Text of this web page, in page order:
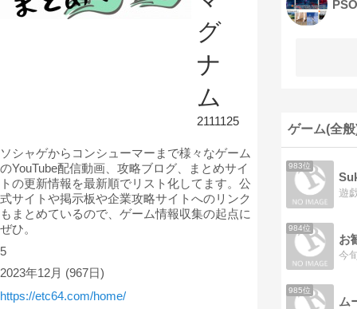
グ
ナ
ム
2111125
ソシャゲからコンシューマーまで様々なゲーム
のYouTube配信動画、攻略ブログ、まとめサイ
トの更新情報を最新順でリスト化してます。公
式サイトや掲示板や企業攻略サイトへのリンク
もまとめているので、ゲーム情報収集の起点に
ぜひ。
5
2023年12月 (967日)
https://etc64.com/home/
ゲーム(全
983位
遊
984位
お
今
985位
ム